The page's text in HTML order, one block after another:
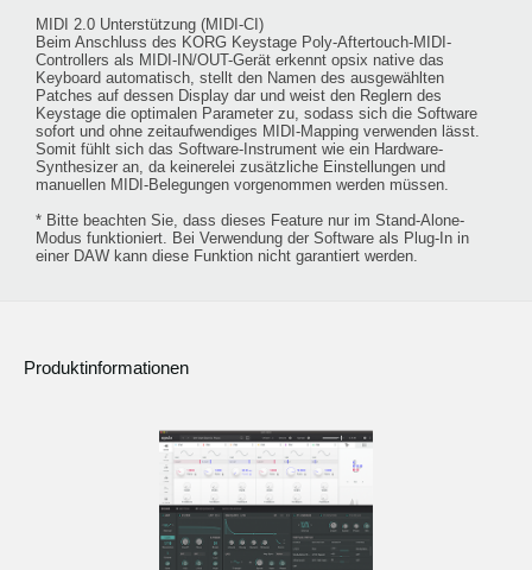
MIDI 2.0 Unterstützung (MIDI-CI)
Beim Anschluss des KORG Keystage Poly-Aftertouch-MIDI-
Controllers als MIDI-IN/OUT-Gerät erkennt opsix native das
Keyboard automatisch, stellt den Namen des ausgewählten
Patches auf dessen Display dar und weist den Reglern des
Keystage die optimalen Parameter zu, sodass sich die Software
sofort und ohne zeitaufwendiges MIDI-Mapping verwenden lässt.
Somit fühlt sich das Software-Instrument wie ein Hardware-
Synthesizer an, da keinerelei zusätzliche Einstellungen und
manuellen MIDI-Belegungen vorgenommen werden müssen.
* Bitte beachten Sie, dass dieses Feature nur im Stand-Alone-
Modus funktioniert. Bei Verwendung der Software als Plug-In in
einer DAW kann diese Funktion nicht garantiert werden.
Produktinformationen